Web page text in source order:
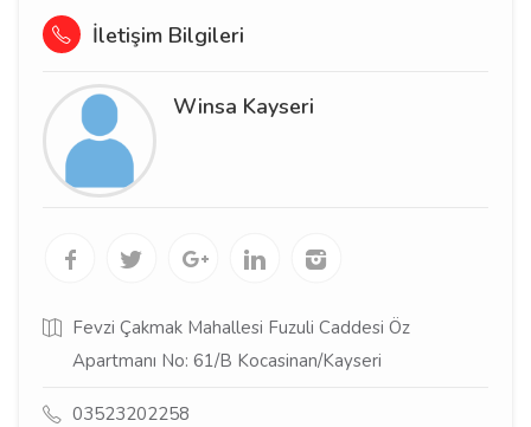
İletişim Bilgileri
Winsa Kayseri
Fevzi Çakmak Mahallesi Fuzuli Caddesi Öz
Apartmanı No: 61/B Kocasinan/Kayseri
03523202258